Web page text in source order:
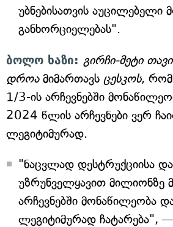
უბნებისათვის აუცილებელი
განხორციელებას".
ბოლო ხაზი: გირჩი-მეტი
დროამიმართავს ცესკოს, რომ
1/3-ის არჩევნებში
2024 წლის არჩევნები ვერ
ლეგიტიმურად.
"ნაცვლად დესტრუქციისა და
უზრუნველყავით მილიონზე
არჩევნებში მონაწილეობა
ლეგიტიმურად ჩატარება", —